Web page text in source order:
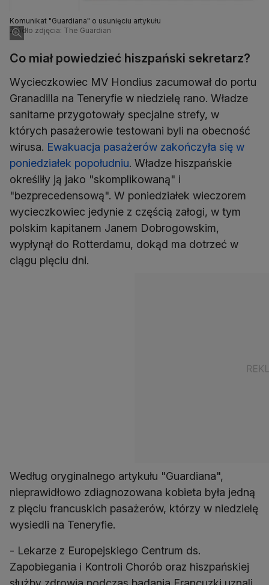
Komunikat "Guardiana" o usunięciu artykułu
Źródło zdjęcia: The Guardian
Co miał powiedzieć hiszpański sekretarz?
Wycieczkowiec MV Hondius zacumował do portu
Granadilla na Teneryfie w niedzielę rano. Władze
sanitarne przygotowały specjalne strefy, w
których pasażerowie testowani byli na obecność
wirusa. Ewakuacja pasażerów zakończyła się w
poniedziałek popołudniu. Władze hiszpańskie
określiły ją jako "skomplikowaną" i
"bezprecedensową". W poniedziałek wieczorem
wycieczkowiec jedynie z częścią załogi, w tym
polskim kapitanem Janem Dobrogowskim,
wypłynął do Rotterdamu, dokąd ma dotrzeć w
ciągu pięciu dni.
Według oryginalnego artykułu "Guardiana",
nieprawidłowo zdiagnozowana kobieta była jedną
z pięciu francuskich pasażerów, którzy w niedzielę
wysiedli na Teneryfie.
- Lekarze z Europejskiego Centrum ds.
Zapobiegania i Kontroli Chorób oraz hiszpańskiej